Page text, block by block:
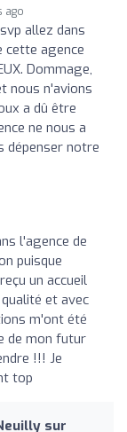
ago
svp allez dans
cette agence
Dommage,
nous n'avions
a dû être
ne nous a
dépenser notre
l'agence de
puisque
un accueil
et avec
m'ont été
de mon futur
!!! Je
top
sur